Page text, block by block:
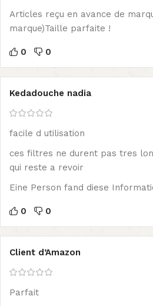
Articles reçu en avance de
marque)Taille parfaite !
0 0
Kedadouche nadia
facile d utilisation
ces filtres ne durent pas tres
qui reste a revoir
Eine Person fand diese
0 0
Client d’Amazon
Parfait